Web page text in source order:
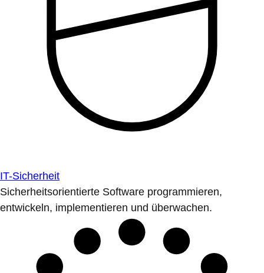
IT-Sicherheit
Sicherheitsorientierte Software programmieren,
entwickeln, implementieren und überwachen.